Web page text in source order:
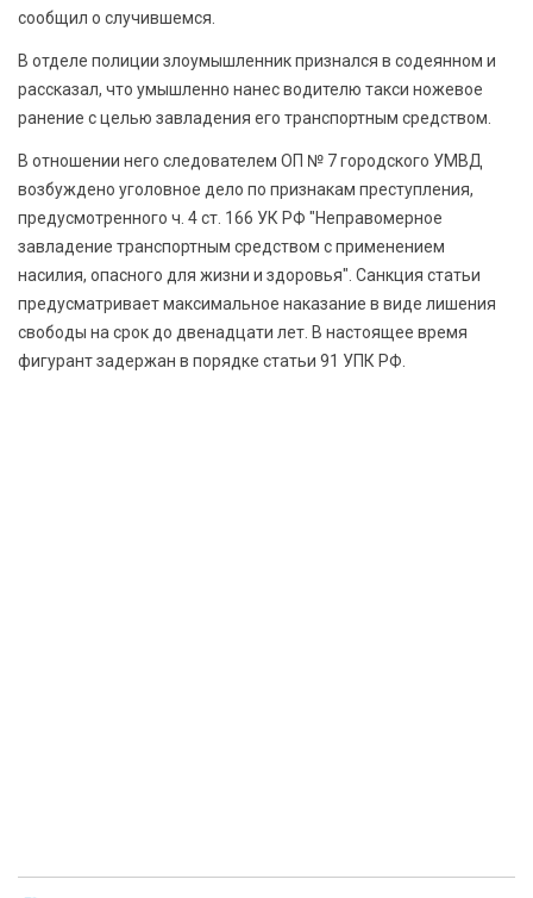
сообщил о случившемся.
В отделе полиции злоумышленник признался в содеянном и
рассказал, что умышленно нанес водителю такси ножевое
ранение с целью завладения его транспортным средством.
В отношении него следователем ОП № 7 городского УМВД
возбуждено уголовное дело по признакам преступления,
предусмотренного ч. 4 ст. 166 УК РФ "Неправомерное
завладение транспортным средством с применением
насилия, опасного для жизни и здоровья". Санкция статьи
предусматривает максимальное наказание в виде лишения
свободы на срок до двенадцати лет. В настоящее время
фигурант задержан в порядке статьи 91 УПК РФ.